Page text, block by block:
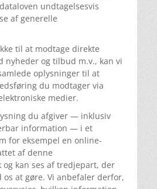
undtagelsesvis
af generelle
til at modtage direkte
nyheder og tilbud m.v., kan vi
oplysninger til at
du modtager via
medier.
du afgiver — inklusiv
information — i et
for eksempel en online-
af denne
kan ses af tredjepart, der
os at gøre. Vi anbefaler derfor,